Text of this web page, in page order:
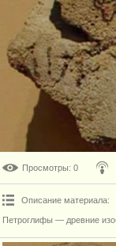
Просмотры: 0
Описание материала:
Петроглифы — древние